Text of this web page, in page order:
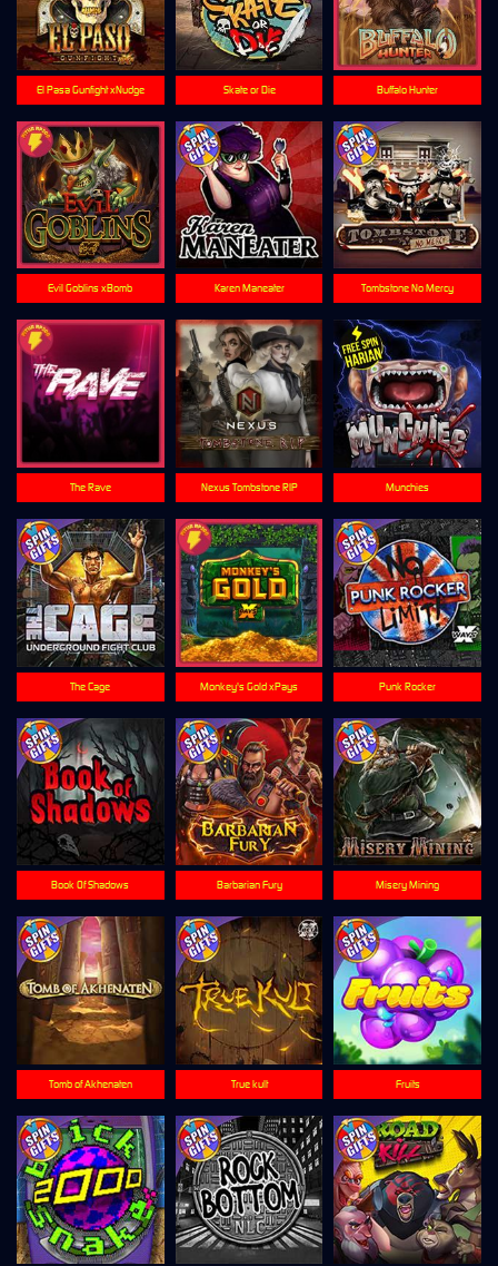
Munchies
Skate or Die
Nexus Tombstone RIP
Tombstone No Mercy
Book Of Shadows
The Cage
El Pasa Gunfight xNudge
Monkey's Gold xPays
Barbarian Fury
Tomb of Akhenaten
Evil Goblins xBomb
Fruits
Buffalo Hunter
Punk Rocker
Misery Mining
Karen Maneater
True kult
The Rave